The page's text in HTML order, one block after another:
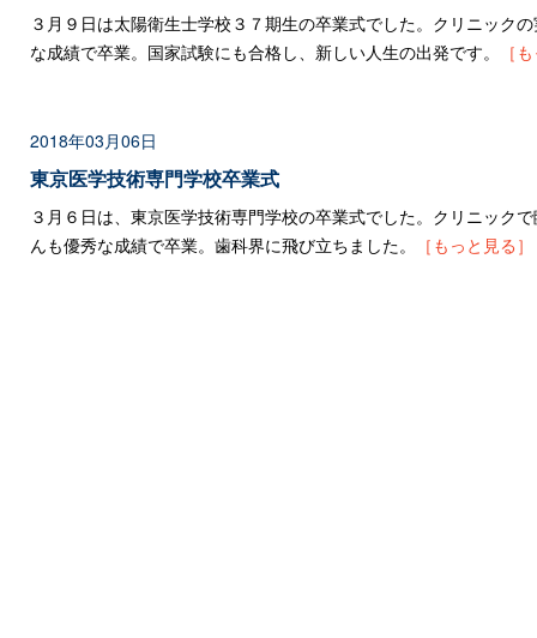
３月９日は太陽衛生士学校３７期生の卒業式でした。クリニック
な成績で卒業。国家試験にも合格し、新しい人生の出発です。
［
2018年03月06日
東京医学技術専門学校卒業式
３月６日は、東京医学技術専門学校の卒業式でした。クリニック
んも優秀な成績で卒業。歯科界に飛び立ちました。
［もっと見る］